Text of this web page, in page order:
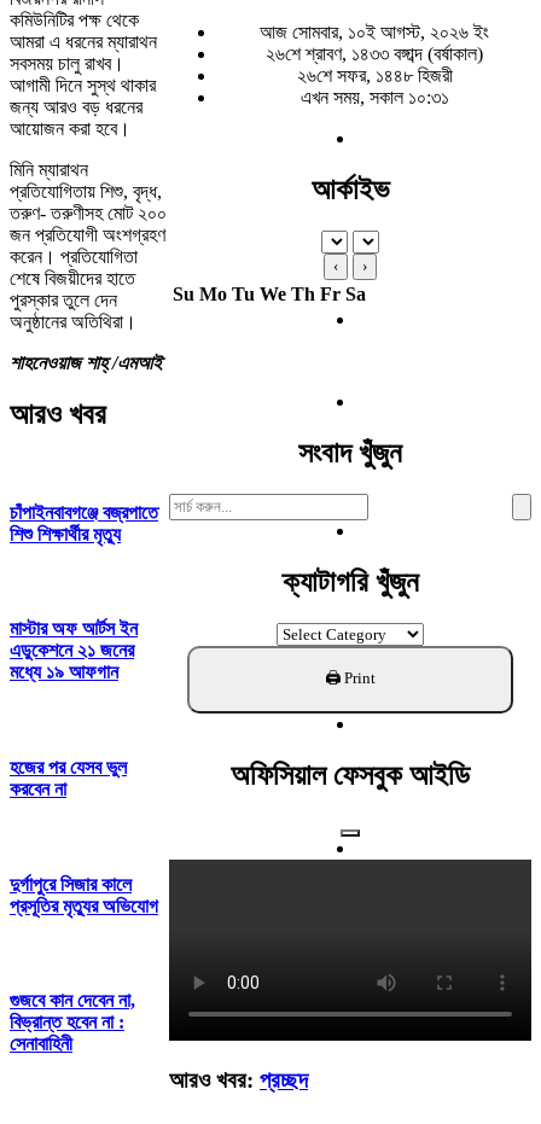
কমিউনিটির পক্ষ থেকে
আমরা এ ধরনের ম্যারাথন
সবসময় চালু রাখব।
আগামী দিনে সুস্থ থাকার
জন্য আরও বড় ধরনের
আয়োজন করা হবে।
মিনি ম্যারাথন
প্রতিযোগিতায় শিশু, বৃদ্ধ,
তরুণ- তরুণীসহ মোট ২০০
জন প্রতিযোগী অংশগ্রহণ
করেন। প্রতিযোগিতা
শেষে বিজয়ীদের হাতে
পুরস্কার তুলে দেন
অনুষ্ঠানের অতিথিরা।
শাহনেওয়াজ শাহ্ /এমআই
আরও খবর
চাঁপাইনবাবগঞ্জে বজ্রপাতে
শিশু শিক্ষার্থীর মৃত্যু
মাস্টার অফ আর্টস ইন
এডুকেশনে ২১ জনের
মধ্যে ১৯ আফগান
হজের পর যেসব ভুল
করবেন না
দুর্গাপুরে সিজার কালে
প্রসূতির মৃত্যুর অভিযোগ
গুজবে কান দেবেন না,
বিভ্রান্ত হবেন না :
সেনাবাহিনী
আজ সোমবার, ১০ই আগস্ট, ২০২৬ ইং
২৬শে শ্রাবণ, ১৪৩৩ বঙ্গাব্দ (বর্ষাকাল)
২৬শে সফর, ১৪৪৮ হিজরী
এখন সময়, সকাল ১০:৩১
আর্কাইভ
‹ ›
Su Mo Tu We Th Fr Sa
সংবাদ খুঁজুন
Search
For:
ক্যাটাগরি খুঁজুন
ক্যাটাগরি
খুঁজুন
অফিসিয়াল ফেসবুক আইডি
আরও খবর: প্রচ্ছদ